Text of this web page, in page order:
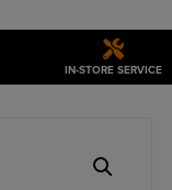
IN-STORE SERVICE